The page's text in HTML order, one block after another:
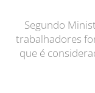
Segundo
trabalhadores
que é